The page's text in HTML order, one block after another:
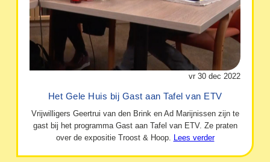
vr 30 dec 2022
Het Gele Huis bij Gast aan Tafel van ETV
Vrijwilligers Geertrui van den Brink en Ad Marijnissen zijn te
gast bij het programma Gast aan Tafel van ETV. Ze praten
over de expositie Troost & Hoop. Lees verder